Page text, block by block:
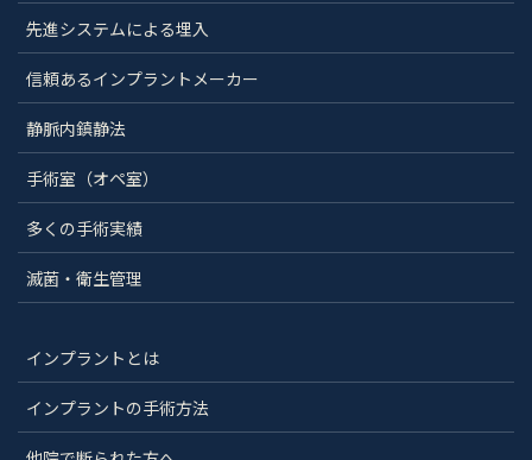
先進システムによる埋入
信頼あるインプラントメーカー
静脈内鎮静法
手術室（オペ室）
多くの手術実績
滅菌・衛生管理
インプラントとは
インプラントの手術方法